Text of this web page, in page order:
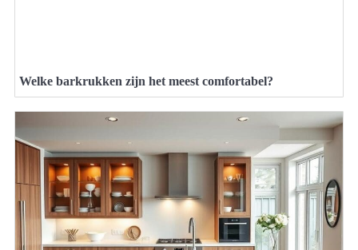
Welke barkrukken zijn het meest comfortabel?